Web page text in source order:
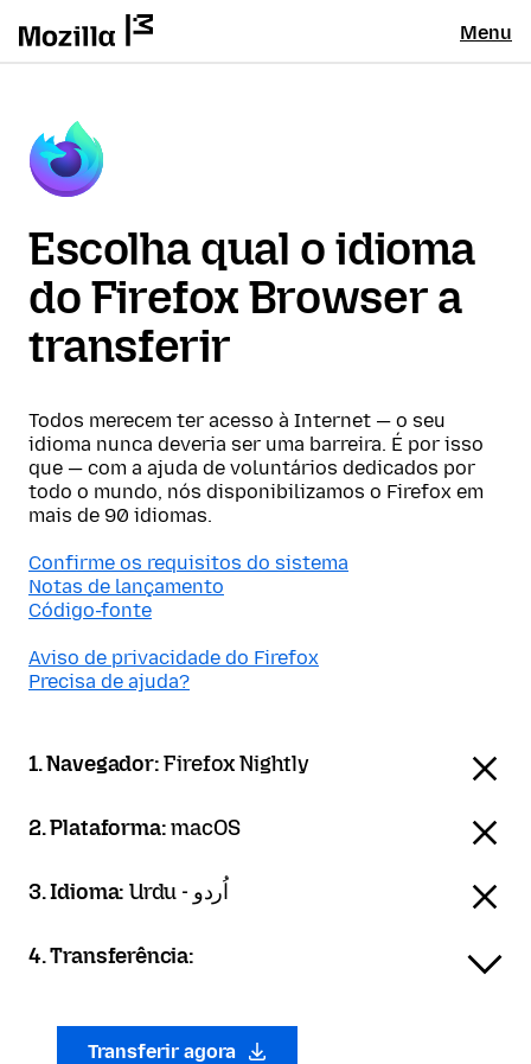
Menu
Escolha qual o idioma
do Firefox Browser a
transferir
Todos merecem ter acesso à Internet — o seu
idioma nunca deveria ser uma barreira. É por isso
que — com a ajuda de voluntários dedicados por
todo o mundo, nós disponibilizamos o Firefox em
mais de 90 idiomas.
Confirme os requisitos do sistema
Notas de lançamento
Código-fonte
Aviso de privacidade do Firefox
Precisa de ajuda?
1. Navegador:Firefox Nightly
2. Plataforma:macOS
3. Idioma: Urdu - اُردو
4. Transferência:
Transferir agora